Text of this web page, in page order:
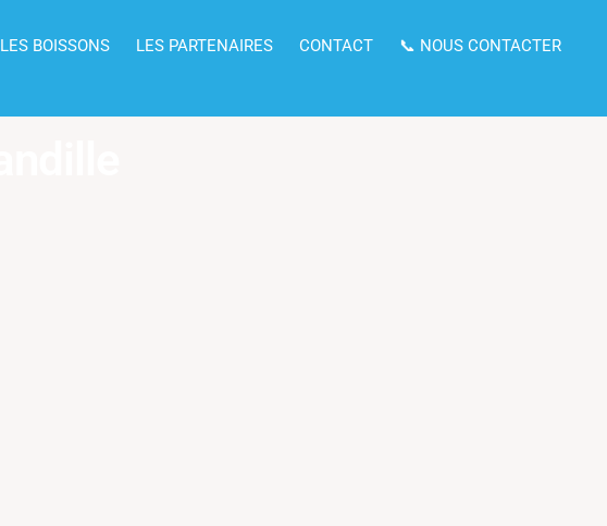
LES BOISSONS LES PARTENAIRES CONTACT 📞 NOUS CONTACTER